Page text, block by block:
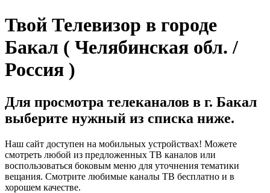
Твой Телевизор в городе
Бакал ( Челябинская обл. /
Россия )
Для просмотра телеканалов в г. Бакал
выберите нужный из списка ниже.
Наш сайт доступен на мобильных устройствах! Можете
смотреть любой из предложенных ТВ каналов или
воспользоваться боковым меню для уточнения тематики
вещания. Смотрите любимые каналы ТВ бесплатно и в
хорошем качестве.